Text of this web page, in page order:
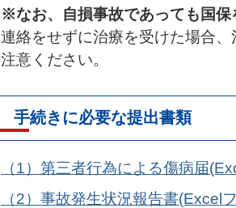
※なお、自損事故であっても国保
連絡をせずに治療を受けた場合
注意ください。
手続きに必要な提出書類
（1）第三者行為による傷病届
（2）事故発生状況報告書(Excel